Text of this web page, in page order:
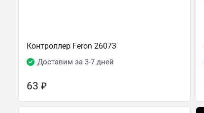
Контроллер Feron 26073
Доставим за 3-7 дней
63 ₽